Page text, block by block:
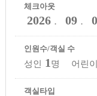
체크아웃
2026． 09．
인원수/객실 수
성인 1 명 어린이
객실타입